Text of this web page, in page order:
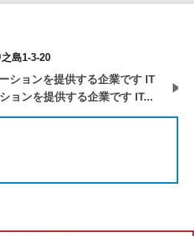
島1-3-20
ションを提供する企業です IT
ョンを提供する企業です IT...